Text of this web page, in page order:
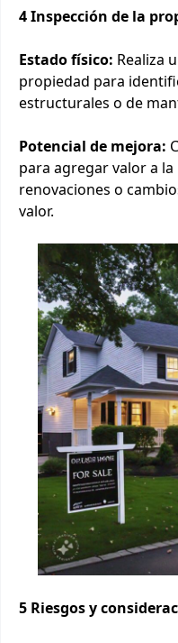
4 Inspección de la
Estado físico: Realiza
propiedad para
estructurales o de
Potencial de mejora:
para agregar valor a
renovaciones o
valor.
5 Riesgos y